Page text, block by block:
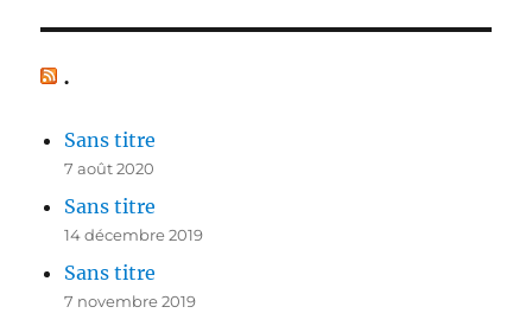
.
Sans titre
7 août 2020
Sans titre
14 décembre 2019
Sans titre
7 novembre 2019